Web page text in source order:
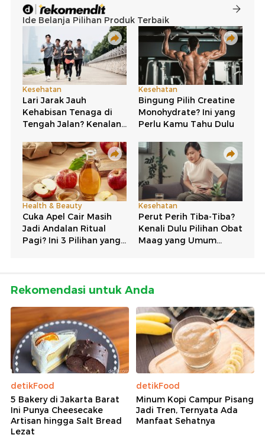
Rekomendasi untuk Anda
detikFood
5 Bakery di Jakarta Barat
Ini Punya Cheesecake
Artisan hingga Salt Bread
Lezat
detikFood
Minum Kopi Campur Pisang
Jadi Tren, Ternyata Ada
Manfaat Sehatnya